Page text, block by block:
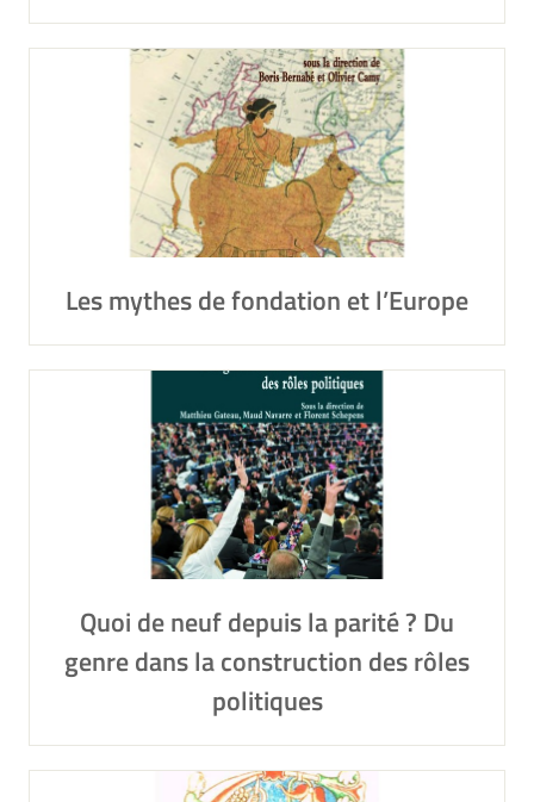
Les mythes de fondation et l’Europe
Quoi de neuf depuis la parité ? Du
genre dans la construction des rôles
politiques